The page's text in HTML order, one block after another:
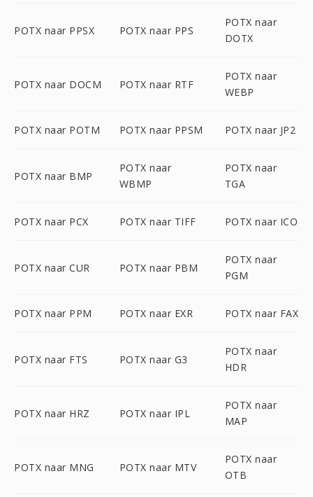
POTX naar PPSX POTX naar PPS
POTX naar
DOTX
POTX naar DOCM POTX naar RTF
POTX naar
WEBP
POTX naar POTM POTX naar PPSM POTX naar JP2
POTX naar BMP
POTX naar
WBMP
POTX naar
TGA
POTX naar PCX POTX naar TIFF POTX naar ICO
POTX naar CUR POTX naar PBM
POTX naar
PGM
POTX naar PPM POTX naar EXR POTX naar FAX
POTX naar FTS POTX naar G3
POTX naar
HDR
POTX naar HRZ POTX naar IPL
POTX naar
MAP
POTX naar MNG POTX naar MTV
POTX naar
OTB